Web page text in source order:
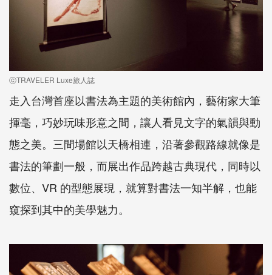
ⓒTRAVELER Luxe旅人誌
走入台灣首座以書法為主題的美術館內，藝術家大筆
揮毫，巧妙玩味形意之間，讓人看見文字的氣韻與動
態之美。三間場館以天橋相連，沿著參觀路線就像是
書法的筆劃一般，而展出作品跨越古典現代，同時以
數位、VR 的型態展現，就算對書法一知半解，也能
窺探到其中的美學魅力。